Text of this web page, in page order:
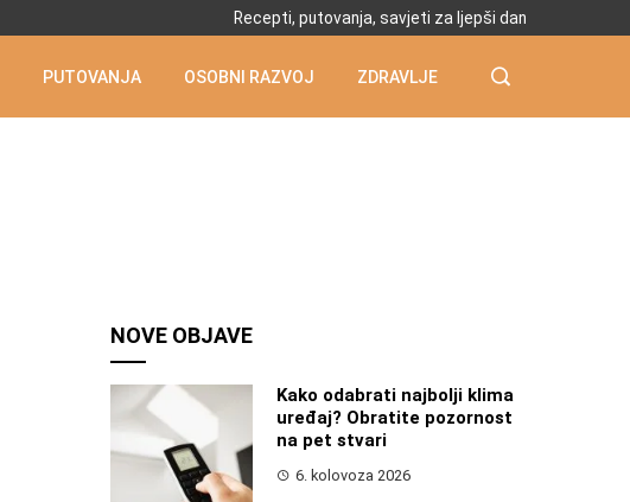
Recepti, putovanja, savjeti za ljepši dan
PUTOVANJA OSOBNI RAZVOJ ZDRAVLJE
NOVE OBJAVE
Kako odabrati najbolji klima
uređaj? Obratite pozornost
na pet stvari
6. kolovoza 2026